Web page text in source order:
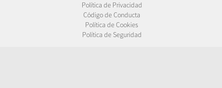
Política de Privacidad
Código de Conducta
Política de Cookies
Política de Seguridad